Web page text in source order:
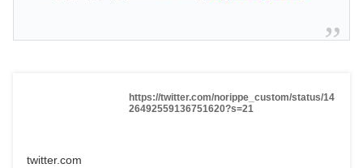
https://twitter.com/norippe_custom/status/14
26492559136751620?s=21
twitter.com